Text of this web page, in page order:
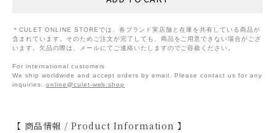
＊CULET ONLINE STOREでは、各ブランド実店舗と在庫を共有している商品が
含まれています。そのためご注文が完了しても、商品をご用意できない場合がござ
います。欠品の際は、メールにてご連絡いたしますのでご容赦ください。
For international customers
We ship worldwide and accept orders by email. Please contact us for any
inquiries. online@culet-web.shop
【 商品情報 / Product Information 】